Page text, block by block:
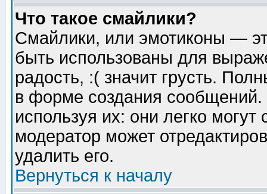
Что такое смайлики?
Смайлики, или эмотиконы —
быть использованы для
радость, :( значит грусть.
в форме создания сообщений.
используя их: они легко
модератор может
удалить его.
Вернуться к началу